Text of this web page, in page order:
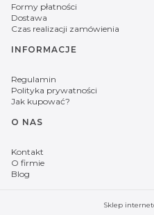
Formy płatności
Dostawa
Czas realizacji zamówienia
INFORMACJE
Regulamin
Polityka prywatności
Jak kupować?
O NAS
Kontakt
O firmie
Blog
Sklep